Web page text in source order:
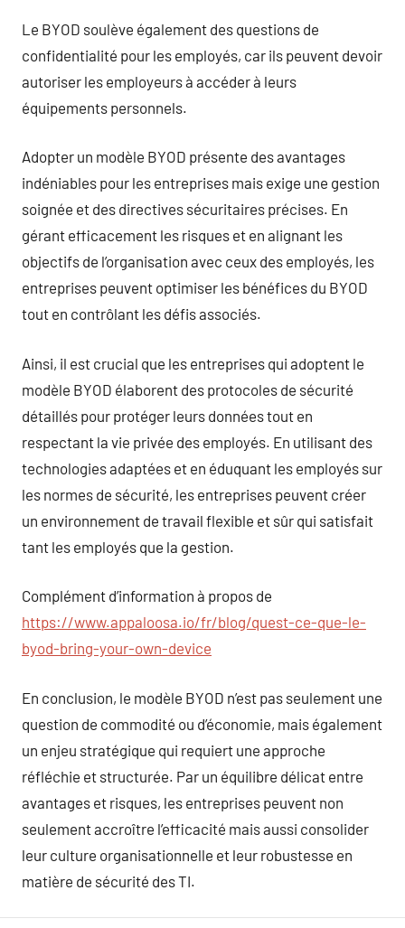
Le BYOD soulève également des questions de
confidentialité pour les employés, car ils peuvent devoir
autoriser les employeurs à accéder à leurs
équipements personnels.
Adopter un modèle BYOD présente des avantages
indéniables pour les entreprises mais exige une gestion
soignée et des directives sécuritaires précises. En
gérant efficacement les risques et en alignant les
objectifs de l’organisation avec ceux des employés, les
entreprises peuvent optimiser les bénéfices du BYOD
tout en contrôlant les défis associés.
Ainsi, il est crucial que les entreprises qui adoptent le
modèle BYOD élaborent des protocoles de sécurité
détaillés pour protéger leurs données tout en
respectant la vie privée des employés. En utilisant des
technologies adaptées et en éduquant les employés sur
les normes de sécurité, les entreprises peuvent créer
un environnement de travail flexible et sûr qui satisfait
tant les employés que la gestion.
Complément d’information à propos de
https://www.appaloosa.io/fr/blog/quest-ce-que-le-
byod-bring-your-own-device
En conclusion, le modèle BYOD n’est pas seulement une
question de commodité ou d’économie, mais également
un enjeu stratégique qui requiert une approche
réfléchie et structurée. Par un équilibre délicat entre
avantages et risques, les entreprises peuvent non
seulement accroître l’efficacité mais aussi consolider
leur culture organisationnelle et leur robustesse en
matière de sécurité des TI.